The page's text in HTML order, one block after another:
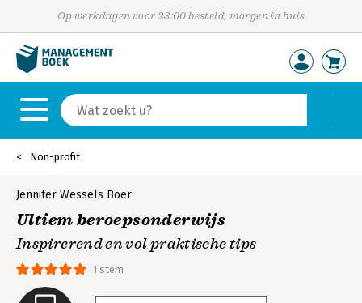
Op werkdagen voor 23:00 besteld, morgen in huis
Non-profit
1 stem
Jennifer Wessels Boer
Ultiem beroepsonderwijs
Inspirerend en vol praktische tips